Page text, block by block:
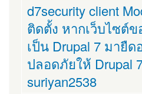
d7security client
ติดตั้ง หากเว็บไซต์
เป็น Drupal 7 มายืด
ปลอดภัยให้ Drupal
suriyan2538